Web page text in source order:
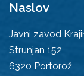
Naslov
Javni zavod
Strunjan 152
6320 Portorož